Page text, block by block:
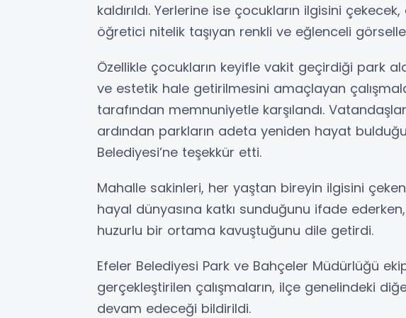
kaldırıldı. Yerlerine ise çocukların ilgisini
öğretici nitelik taşıyan renkli ve eğlenceli
Özellikle çocukların keyifle vakit geçirdiği park
ve estetik hale getirilmesini amaçlayan
tarafından memnuniyetle karşılandı.
ardından parkların adeta yeniden hayat
Belediyesi’ne teşekkür etti.
Mahalle sakinleri, her yaştan bireyin ilgisini
hayal dünyasına katkı sunduğunu ifade
huzurlu bir ortama kavuştuğunu dile getirdi.
Efeler Belediyesi Park ve Bahçeler Müdürlüğü
gerçekleştirilen çalışmaların, ilçe genelindeki
devam edeceği bildirildi.